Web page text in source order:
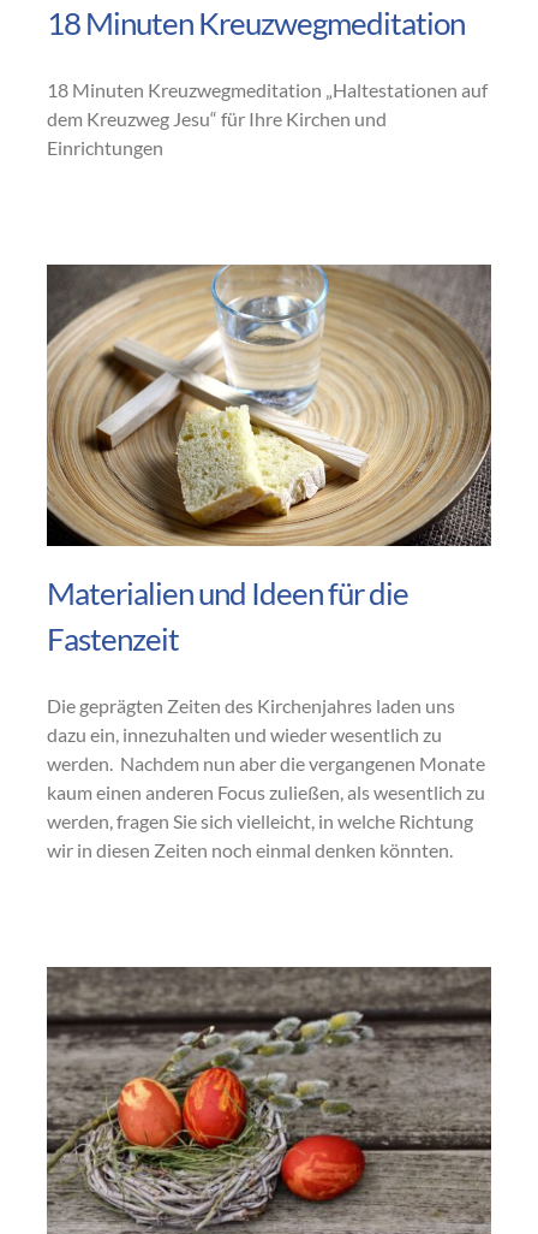
18 Minuten Kreuzwegmeditation
18 Minuten Kreuzwegmeditation „Haltestationen auf
dem Kreuzweg Jesu“ für Ihre Kirchen und
Einrichtungen
Materialien und Ideen für die
Fastenzeit
Die geprägten Zeiten des Kirchenjahres laden uns
dazu ein, innezuhalten und wieder wesentlich zu
werden. Nachdem nun aber die vergangenen Monate
kaum einen anderen Focus zuließen, als wesentlich zu
werden, fragen Sie sich vielleicht, in welche Richtung
wir in diesen Zeiten noch einmal denken könnten.